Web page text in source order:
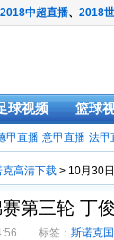
2018中超直播、 2018
球视频 篮球
甲直播 意甲直播 法甲
克高清下载 > 10月30
第三轮 丁
标签： 斯诺克